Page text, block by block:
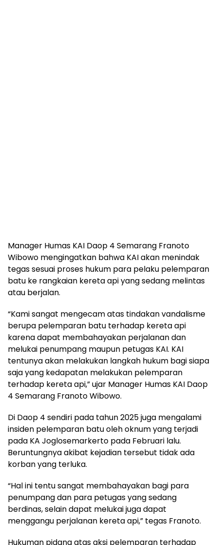
Manager Humas KAI Daop 4 Semarang Franoto
Wibowo mengingatkan bahwa KAI akan menindak
tegas sesuai proses hukum para pelaku pelemparan
batu ke rangkaian kereta api yang sedang melintas
atau berjalan.
“Kami sangat mengecam atas tindakan vandalisme
berupa pelemparan batu terhadap kereta api
karena dapat membahayakan perjalanan dan
melukai penumpang maupun petugas KAI. KAI
tentunya akan melakukan langkah hukum bagi siapa
saja yang kedapatan melakukan pelemparan
terhadap kereta api,” ujar Manager Humas KAI Daop
4 Semarang Franoto Wibowo.
Di Daop 4 sendiri pada tahun 2025 juga mengalami
insiden pelemparan batu oleh oknum yang terjadi
pada KA Joglosemarkerto pada Februari lalu.
Beruntungnya akibat kejadian tersebut tidak ada
korban yang terluka.
“Hal ini tentu sangat membahayakan bagi para
penumpang dan para petugas yang sedang
berdinas, selain dapat melukai juga dapat
menggangu perjalanan kereta api,” tegas Franoto.
Hukuman pidana atas aksi pelemparan terhadap